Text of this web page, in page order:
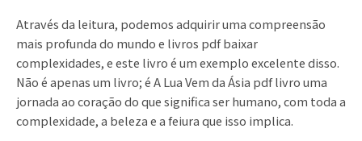
Através da leitura, podemos adquirir uma compreensão
mais profunda do mundo e livros pdf baixar
complexidades, e este livro é um exemplo excelente disso.
Não é apenas um livro; é A Lua Vem da Ásia pdf livro uma
jornada ao coração do que significa ser humano, com toda a
complexidade, a beleza e a feiura que isso implica.